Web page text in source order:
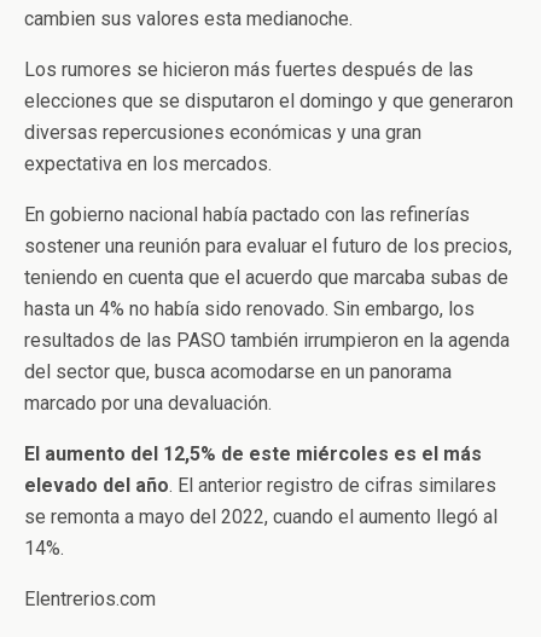
cambien sus valores esta medianoche.
Los rumores se hicieron más fuertes después de las
elecciones que se disputaron el domingo y que generaron
diversas repercusiones económicas y una gran
expectativa en los mercados.
En gobierno nacional había pactado con las refinerías
sostener una reunión para evaluar el futuro de los precios,
teniendo en cuenta que el acuerdo que marcaba subas de
hasta un 4% no había sido renovado. Sin embargo, los
resultados de las PASO también irrumpieron en la agenda
del sector que, busca acomodarse en un panorama
marcado por una devaluación.
El aumento del 12,5% de este miércoles es el más
elevado del año. El anterior registro de cifras similares
se remonta a mayo del 2022, cuando el aumento llegó al
14%.
Elentrerios.com